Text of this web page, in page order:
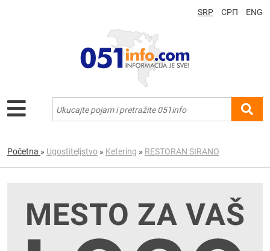
SRP СРП ENG
Početna » Ugostiteljstvo » Ketering » RESTORAN SIRANO